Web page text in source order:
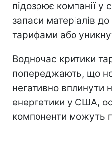
підозрює компанії у
запаси матеріалів
тарифами або
Водночас критики
попереджають, що
негативно вплинути
енергетики у США,
компоненти можуть